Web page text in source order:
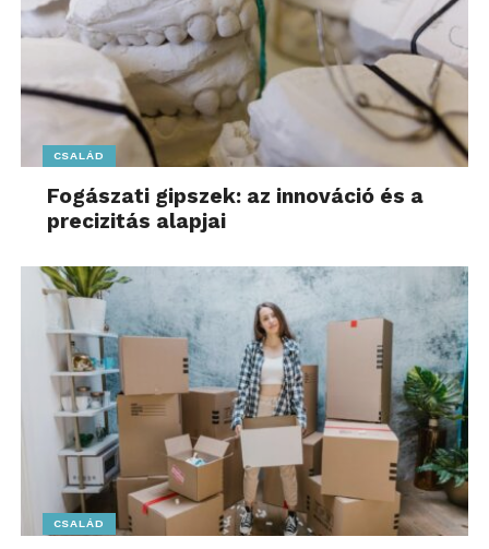
CSALÁD
Fogászati gipszek: az innováció és a
precizitás alapjai
CSALÁD